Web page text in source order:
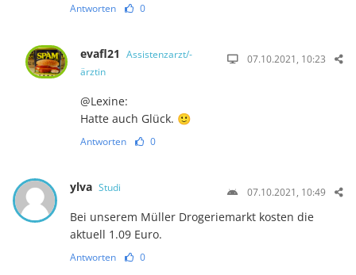
Antworten 0
evafl21
Assistenzarzt/-
ärztin
07.10.2021, 10:23
@Lexine:
Hatte auch Glück. 🙂
Antworten 0
ylva Studi 07.10.2021, 10:49
Bei unserem Müller Drogeriemarkt kosten die
aktuell 1.09 Euro.
Antworten 0